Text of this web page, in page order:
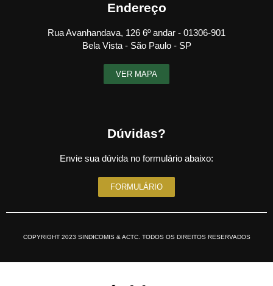
Endereço
Rua Avanhandava, 126 6º andar - 01306-901
Bela Vista - São Paulo - SP
VER MAPA
Dúvidas?
Envie sua dúvida no formulário abaixo:
FORMULÁRIO
COPYRIGHT 2023 SINDICOMIS & ACTC. TODOS OS DIREITOS RESERVADOS